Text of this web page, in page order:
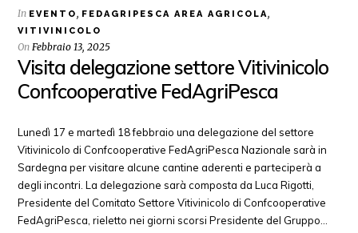
In EVENTO, FEDAGRIPESCA AREA AGRICOLA,
VITIVINICOLO
OnFebbraio 13, 2025
Visita delegazione settore Vitivinicolo
Confcooperative FedAgriPesca
Lunedì 17 e martedì 18 febbraio una delegazione del settore
Vitivinicolo di Confcooperative FedAgriPesca Nazionale sarà in
Sardegna per visitare alcune cantine aderenti e parteciperà a
degli incontri. La delegazione sarà composta da Luca Rigotti,
Presidente del Comitato Settore Vitivinicolo di Confcooperative
FedAgriPesca, rieletto nei giorni scorsi Presidente del Gruppo…